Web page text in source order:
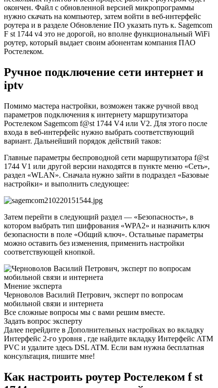
окончен. Файл с обновленной версией микропрограммы
нужно скачать на компьютер, затем войти в веб-интерфейс
роутера и в разделе Обновление ПО указать путь к. Sagemcom
F st 1744 v4 это не дорогой, но вполне функциональный WiFi
роутер, который выдает своим абонентам компания ПАО
Ростелеком.
Ручное подключение сети интернет и
iptv
Помимо мастера настройки, возможен также ручной ввод
параметров подключения к интернету маршрутизатора
Ростелеком Sagemcom f@st 1744 V4 или V2. Для этого после
входа в веб-интерфейс нужно выбрать соответствующий
вариант. Дальнейший порядок действий таков:
Главные параметры беспроводной сети маршрутизатора f@st
1744 V1 или другой версии находятся в пункте меню «Сеть»,
раздел «WLAN». Сначала нужно зайти в подраздел «Базовые
настройки» и выполнить следующее:
Затем перейти в следующий раздел — «Безопасность», в
котором выбрать тип шифрования «WPA2» и назначить ключ
безопасности в поле «Общий ключ». Остальные параметры
можно оставить без изменения, применить настройки
соответствующей кнопкой.
Мнение эксперта
Черноволов Василий Петрович, эксперт по вопросам
мобильной связи и интернета
Все сложные вопросы мы с вами решим вместе.
Задать вопрос эксперту
Далее перейдите в Дополнительных настройках во вкладку
Интерфейс 2-го уровня , где найдите вкладку Интерфейс ATM
PVC и удалите здесь DSL ATM. Если вам нужна бесплатная
консультация, пишите мне!
Как настроить роутер Ростелеком f st